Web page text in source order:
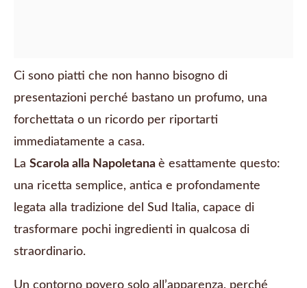
Ci sono piatti che non hanno bisogno di
presentazioni perché bastano un profumo, una
forchettata o un ricordo per riportarti
immediatamente a casa.
La Scarola alla Napoletana è esattamente questo:
una ricetta semplice, antica e profondamente
legata alla tradizione del Sud Italia, capace di
trasformare pochi ingredienti in qualcosa di
straordinario.
Un contorno povero solo all’apparenza, perché